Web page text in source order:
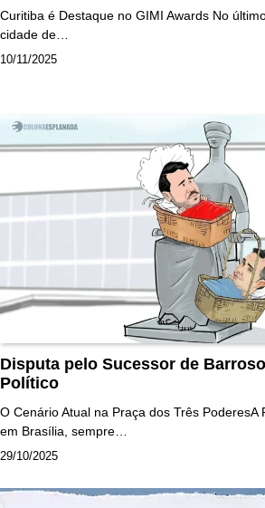
Curitiba é Destaque no GIMI Awards No
cidade de…
10/11/2025
Disputa pelo Sucessor de
Político
O Cenário Atual na Praça dos Três PoderesA
em Brasília, sempre…
29/10/2025